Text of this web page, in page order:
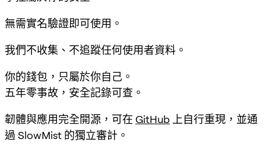
無需實名驗證即可使用。
我們不收集、不追蹤任何使用者資料。
你的錢包，只屬於你自己。
五年零事故，安全記錄可查。
韌體與應用完全開源，可在 GitHub 上自行重現，並通
過 SlowMist 的獨立審計。